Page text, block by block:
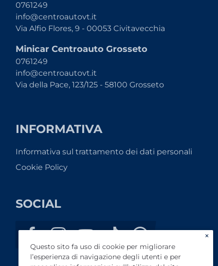
0761249
info@centroautovt.it
Via Alfio Flores, 9 - 00053 Civitavecchia
Minicar Centroauto Grosseto
0761249
info@centroautovt.it
Via della Pace, 123/125 - 58100 Grosseto
INFORMATIVA
Informativa sul trattamento dei dati personali
Cookie Policy
SOCIAL
×
Questo sito fa uso di cookie per migliorare
l’esperienza di navigazione degli utenti e per